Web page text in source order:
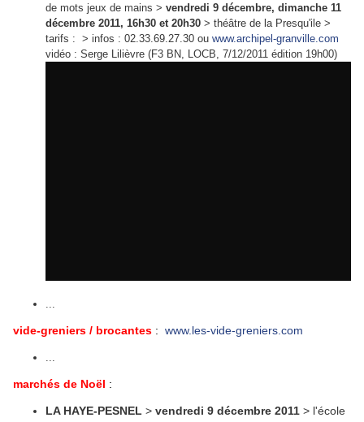
de mots jeux de mains > vendredi 9 décembre, dimanche 11
décembre 2011, 16h30 et 20h30 > théâtre de la Presqu'ile >
tarifs : > infos : 02.33.69.27.30 ou www.archipel-granville.com
vidéo : Serge Lilièvre (F3 BN, LOCB, 7/12/2011 édition 19h00)
...
vide-greniers / brocantes : www.les-vide-greniers.com
...
marchés de Noël :
LA HAYE-PESNEL > vendredi 9 décembre 2011 > l'école